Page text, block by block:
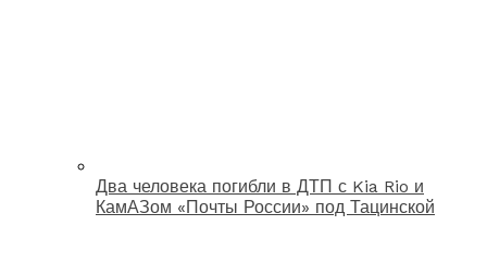
Два человека погибли в ДТП с Kia Rio и
КамАЗом «Почты России» под Тацинской